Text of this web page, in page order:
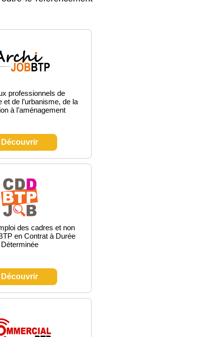
professionnels de
et de l’urbanisme, de la
à l’aménagement
Découvrir
des cadres et non
en Contrat à Durée
Déterminée
Découvrir